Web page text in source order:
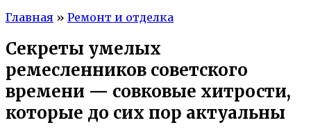
Главная » Ремонт и отделка
Секреты умелых
ремесленников советского
времени — совковые хитрости,
которые до сих пор актуальны